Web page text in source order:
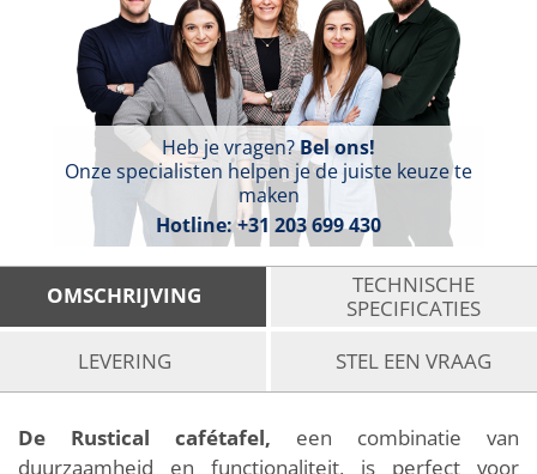
Heb je vragen?Bel ons!
Onze specialisten helpen je de juiste keuze te
maken
Hotline:+31 203 699 430
OMSCHRIJVING
TECHNISCHE
SPECIFICATIES
LEVERING
STEL EEN VRAAG
De Rustical cafétafel, een combinatie van
duurzaamheid en functionaliteit, is perfect voor